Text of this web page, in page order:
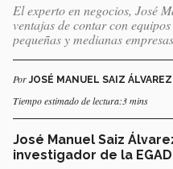
El experto en negocios, José
ventajas de contar con
pequeñas y medianas
PorJOSÉ MANUEL SAIZ ÁLVAREZ
Tiempo estimado de lectura:3 mins
José Manuel Saiz
investigador de la